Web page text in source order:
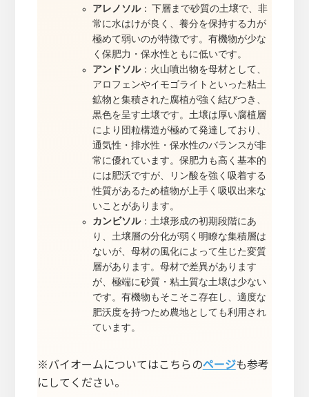
アレノソル： 下層まで砂質の土壌で、非
常に水はけが良く、養分を保持する力が
極めて弱いのが特徴です。有機物が少な
く保肥力・保水性ともに低いです。
アンドソル：火山噴出物を母材として、
アロフェンやイモゴライトといった粘土
鉱物と集積された腐植が強く結びつき、
黒色を呈す土壌です。土壌は厚い腐植層
により団粒構造が極めて発達しており、
通気性・排水性・保水性のバランスが非
常に優れています。保肥力も高く基本的
には肥沃ですが、リン酸を強く吸着する
性質があるため植物が上手く吸収出来な
いことがあります。
カンビソル：土壌形成の初期段階にあ
り、土壌層の分化が弱く明瞭な集積層は
ないが、母材の風化によって生じた変質
層があります。母材で差異があります
が、極端に砂質・粘土質な土壌は少ない
です。有機物もそこそこ存在し、適度な
肥沃度を持つため農地としても利用され
ています。
※バイオームについてはこちらのページも参考
にしてください。